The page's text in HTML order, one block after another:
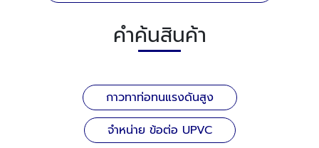
คำค้นสินค้า
กาวทาท่อทนแรงดันสูง
จำหน่าย ข้อต่อ UPVC